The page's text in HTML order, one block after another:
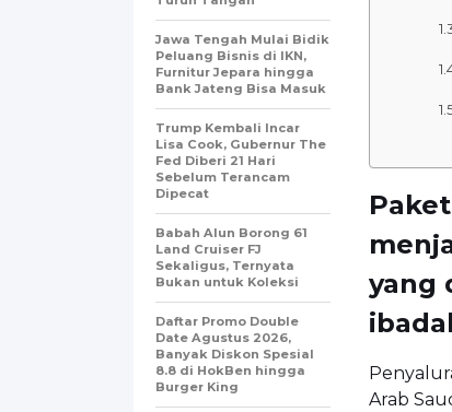
yang
Arab
Jawa Tengah Mulai Bidik
Peluang Bisnis di IKN,
Furnitur Jepara hingga
Bank Jateng Bisa Masuk
Trump Kembali Incar
Lisa Cook, Gubernur The
Fed Diberi 21 Hari
Sebelum Terancam
Dipecat
Babah Alun Borong 61
Land Cruiser FJ
Sekaligus, Ternyata
Bukan untuk Koleksi
Daftar Promo Double
Date Agustus 2026,
Banyak Diskon Spesial
8.8 di HokBen hingga
Burger King ‎